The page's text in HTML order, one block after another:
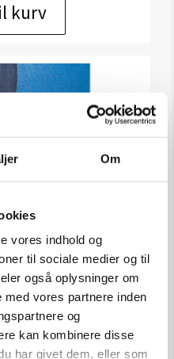
Om
vores indhold og
til sociale medier og til
også oplysninger om
vores partnere inden
og
kan kombinere disse
har givet dem, eller som
kurv